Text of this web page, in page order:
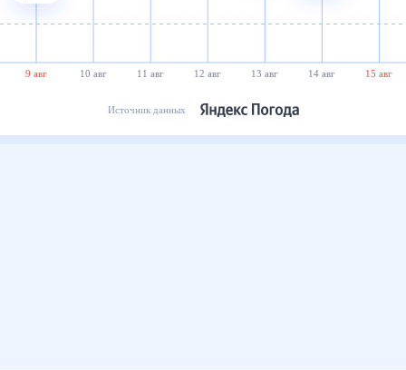
9 авг 10 авг 11 авг 12 авг 13 авг 14 авг 15 авг
Источник данных